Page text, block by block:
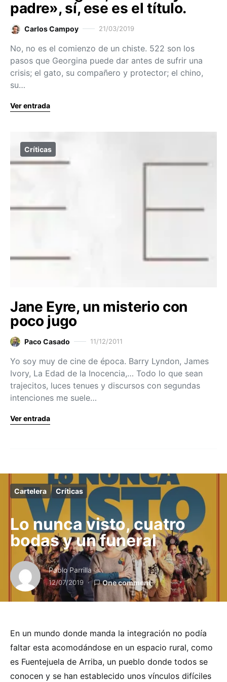
padre», sí, ese es el título.
Carlos Campoy 21/03/2019
No, no es el comienzo de un chiste. 522 son los
pasos que Georgina puede dar antes de sufrir una
crisis; el gato, su compañero y protector; el chino,
su…
Ver entrada
Críticas
Jane Eyre, un misterio con
poco jugo
Paco Casado 11/12/2011
Yo soy muy de cine de época. Barry Lyndon, James
Ivory, La Edad de la Inocencia,… Todo lo que sean
trajecitos, luces tenues y discursos con segundas
intenciones me suele…
Ver entrada
Cartelera Críticas
Lo nunca visto, cuatro
bodas y un funeral
Pablo Parrilla
12/07/2019 One comment
En un mundo donde manda la integración no podía
faltar esta acomodándose en un espacio rural, como
es Fuentejuela de Arriba, un pueblo donde todos se
conocen y se han establecido unos vínculos difíciles